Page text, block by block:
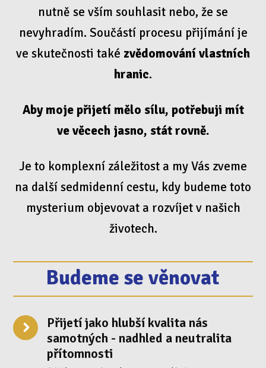
nutně se vším souhlasit nebo, že se
nevyhradím. Součástí procesu přijímání je
ve skutečnosti také zvědomování vlastních
hranic.
Aby moje přijetí mělo sílu, potřebuji mít
ve věcech jasno, stát rovně.
Je to komplexní záležitost a my Vás zveme
na další sedmidenní cestu, kdy budeme toto
mysterium objevovat a rozvíjet v našich
životech.
Budeme se věnovat
Přijetí jako hlubší kvalita nás
samotných - nadhled a neutralita
přítomnosti